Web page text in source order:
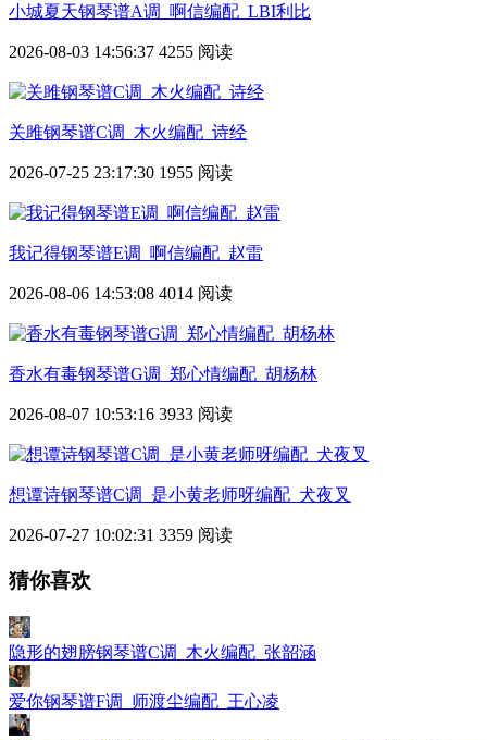
小城夏天钢琴谱A调_啊信编配_LBI利比
2026-08-03 14:56:37 4255 阅读
关雎钢琴谱C调_木火编配_诗经
2026-07-25 23:17:30 1955 阅读
我记得钢琴谱E调_啊信编配_赵雷
2026-08-06 14:53:08 4014 阅读
香水有毒钢琴谱G调_郑心情编配_胡杨林
2026-08-07 10:53:16 3933 阅读
想谭诗钢琴谱C调_是小黄老师呀编配_犬夜叉
2026-07-27 10:02:31 3359 阅读
猜你喜欢
隐形的翅膀钢琴谱C调_木火编配_张韶涵
爱你钢琴谱F调_师渡尘编配_王心凌